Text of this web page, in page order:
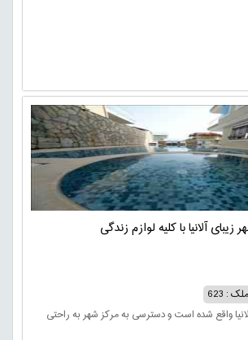
آلانیا با کلیه لوازم زندگی
: 623
واقع شده است و دسترسی به مرکز شهر به راحتی